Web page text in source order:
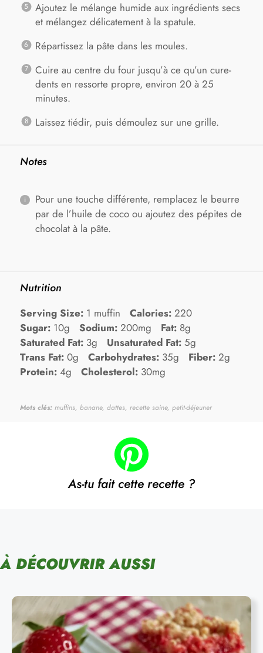
Ajoutez le mélange humide aux ingrédients secs
et mélangez délicatement à la spatule.
Répartissez la pâte dans les moules.
Cuire au centre du four jusqu’à ce qu’un cure-
dents en ressorte propre, environ 20 à 25
minutes.
Laissez tiédir, puis démoulez sur une grille.
Notes
Pour une touche différente, remplacez le beurre
par de l’huile de coco ou ajoutez des pépites de
chocolat à la pâte.
Nutrition
Serving Size: 1 muffin Calories: 220
Sugar: 10g Sodium: 200mg Fat: 8g
Saturated Fat: 3g Unsaturated Fat: 5g
Trans Fat: 0g Carbohydrates: 35g Fiber: 2g
Protein: 4g Cholesterol: 30mg
Mots clés: muffins, banane, dattes, recette saine, petit-déjeuner
As-tu fait cette recette ?
À DÉCOUVRIR AUSSI